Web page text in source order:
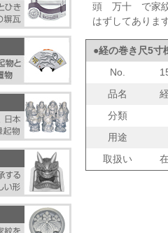
頭 万十 で家紋
はずしてありま
●経の巻き尺5寸
No.
品名
分類
用途
取扱い